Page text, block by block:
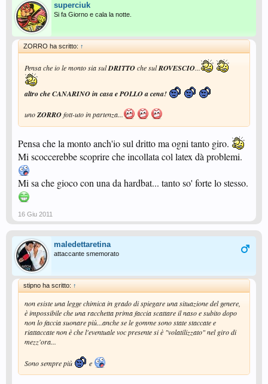
superciuk
Si fa Giorno e cala la notte.
ZORRO ha scritto: ↑
Pensa che io le monto sia sulDRITTOche sulROVESCIO...
altro che CANARINO in casa e POLLO a cena!
unoZORROfott-uto in partenza...
Pensa che la monto anch'io sul dritto ma ogni tanto giro.
Mi scoccerebbe scoprire che incollata col latex dà problemi.
Mi sa che gioco con una da hardbat... tanto so' forte lo stesso.
16 Giu 2011
maledettaretina
attaccante smemorato
stipno ha scritto: ↑
non esiste una legge chimica in grado di spiegare una situazione del genere,
è impossibile che una racchetta prima faccia scattare il naso e subito dopo
non lo faccia suonare più...anche se le gomme sono state staccate e
riattaccate non è che l'eventuale voc presente si è "volatilizzato" nel giro di
mezz'ora...
Sono sempre più e